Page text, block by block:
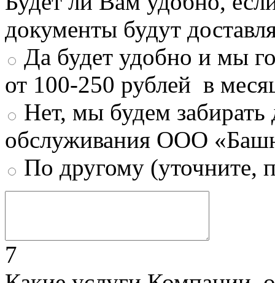
документы будут
Да будет удобно и мы
от 100-250 рублей в
Нет, мы будем
обслуживания ООО
По другому (уточните,
7